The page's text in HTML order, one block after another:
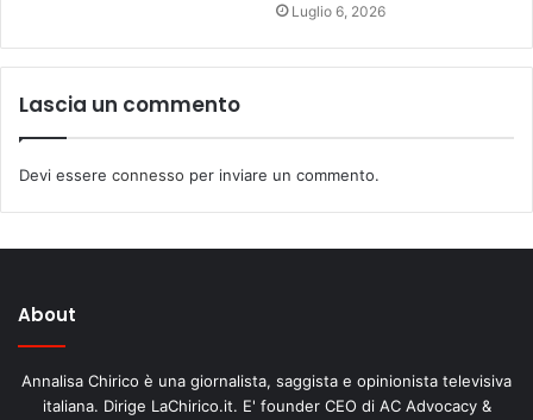
Luglio 6, 2026
Lascia un commento
Devi essere connesso per inviare un commento.
About
Annalisa Chirico è una giornalista, saggista e opinionista televisiva
italiana. Dirige LaChirico.it. E' founder CEO di AC Advocacy &